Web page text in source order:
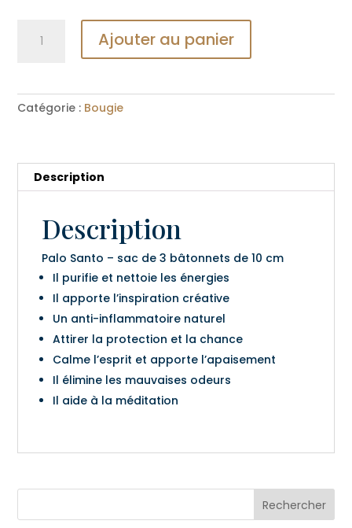
:
Ajouter au panier
Catégorie : Bougie
Description
Description
Palo Santo – sac de 3 bâtonnets de 10 cm
Il purifie et nettoie les énergies
Il apporte l’inspiration créative
Un anti-inflammatoire naturel
Attirer la protection et la chance
Calme l’esprit et apporte l’apaisement
Il élimine les mauvaises odeurs
Il aide à la méditation